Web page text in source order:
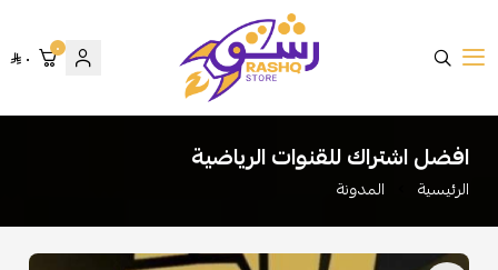
متجر رشق
٠ ٠
افضل اشتراك للقنوات الرياضية
الرئيسية المدونة